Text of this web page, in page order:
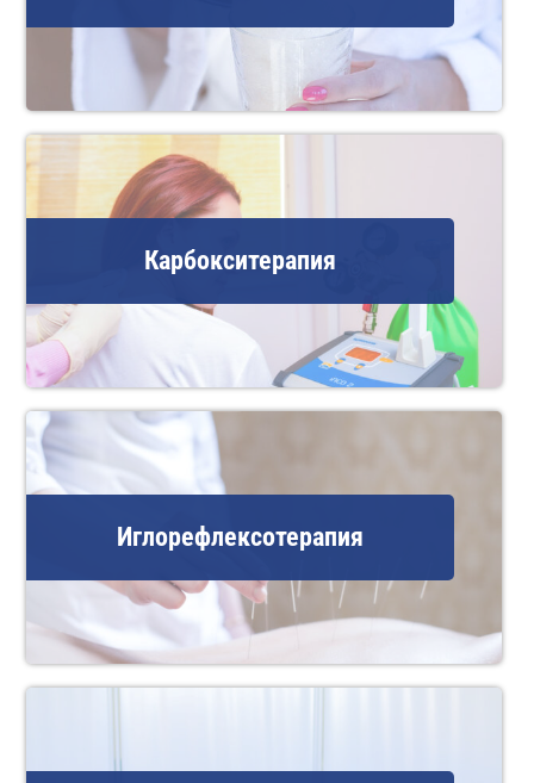
Карбокситерапия
Иглорефлексотерапия